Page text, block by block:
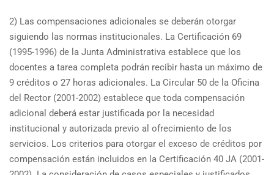
2) Las compensaciones adicionales se deberán otorgar
siguiendo las normas institucionales. La Certificación 69
(1995-1996) de la Junta Administrativa establece que los
docentes a tarea completa podrán recibir hasta un máximo de
9 créditos o 27 horas adicionales. La Circular 50 de la Oficina
del Rector (2001-2002) establece que toda compensación
adicional deberá estar justificada por la necesidad
institucional y autorizada previo al ofrecimiento de los
servicios. Los criterios para otorgar el exceso de créditos por
compensación están incluidos en la Certificación 40 JA (2001-